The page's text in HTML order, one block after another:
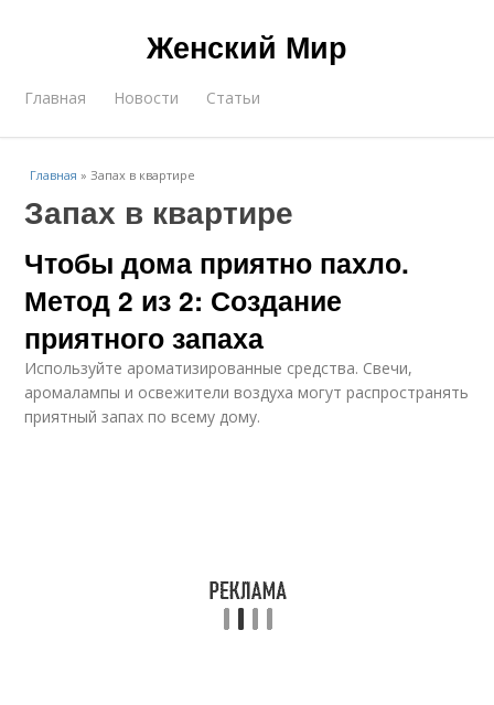
Женский Мир
Главная Новости Статьи
Главная »Запах в квартире
Запах в квартире
Чтобы дома приятно пахло.
Метод 2 из 2: Создание
приятного запаха
Используйте ароматизированные средства. Свечи,
аромалампы и освежители воздуха могут распространять
приятный запах по всему дому.